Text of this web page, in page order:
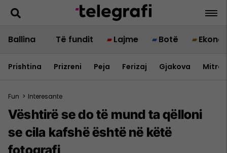
Ballina Të fundit Lajme Botë
Prishtina Prizreni Peja Ferizaj Gjakova
Fun > Interesante
Vështirë se do të mund ta qëlloni
se cila kafshë është në këtë
fotografi